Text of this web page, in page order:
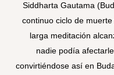
Siddharta Gautama
continuo ciclo de
larga meditación
nadie podía
convirtiéndose así en